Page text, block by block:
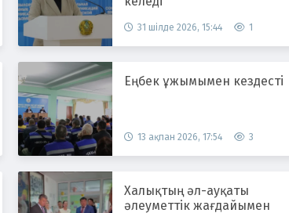
31 шілде 2026, 15:44 1
Еңбек ұжымымен кездесті
13 ақпан 2026, 17:54 3
Халықтың әл-ауқаты
әлеуметтік жағдайымен